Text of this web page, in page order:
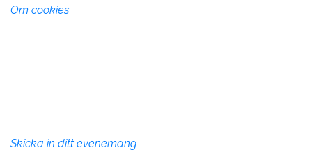
Om cookies
Skicka in ditt evenemang